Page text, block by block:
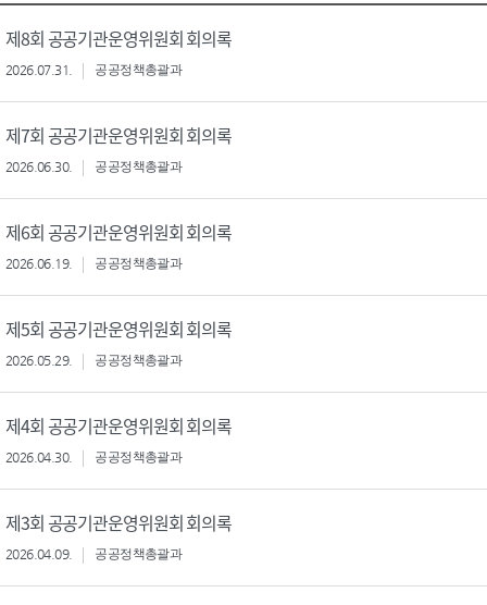
제8회 공공기관운영위원회 회의록
2026.07.31. 공공정책총괄과
제7회 공공기관운영위원회 회의록
2026.06.30. 공공정책총괄과
제6회 공공기관운영위원회 회의록
2026.06.19. 공공정책총괄과
제5회 공공기관운영위원회 회의록
2026.05.29. 공공정책총괄과
제4회 공공기관운영위원회 회의록
2026.04.30. 공공정책총괄과
제3회 공공기관운영위원회 회의록
2026.04.09. 공공정책총괄과